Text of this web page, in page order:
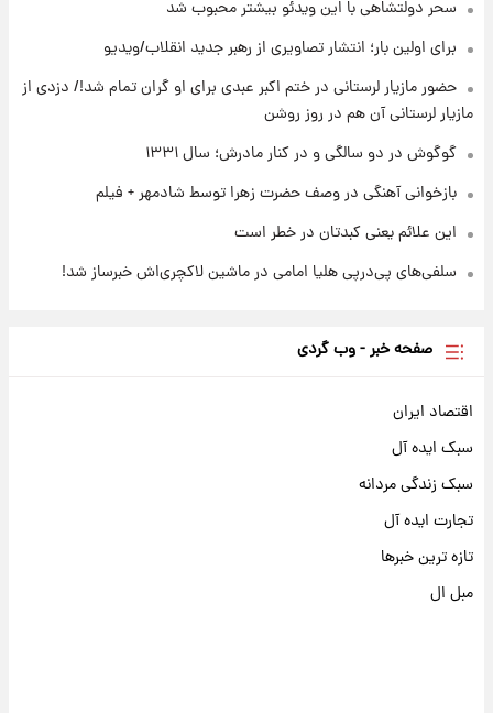
۲۳ ساعت پیش
تیم را ترک کرد!
سحر دولتشاهی با این ویدئو بیشتر محبوب شد
برای اولین بار؛ انتشار تصاویری از رهبر جدید انقلاب/ویدیو
حضور مازیار لرستانی در ختم اکبر عبدی برای او گران تمام شد!/ دزدی از
مازیار لرستانی آن هم در روز روشن
گوگوش در دو سالگی و در کنار مادرش؛ سال ۱۳۳۱
بازخوانی آهنگی در وصف حضرت زهرا توسط شادمهر + فیلم
این علائم یعنی کبدتان در خطر است
سلفی‌های پی‌درپی هلیا امامی در ماشین لاکچری‌اش خبرساز شد!
صفحه خبر - وب گردی
اقتصاد ایران
سبک ایده آل
سبک زندگی مردانه
تجارت ایده آل
تازه ترین خبرها
مبل ال